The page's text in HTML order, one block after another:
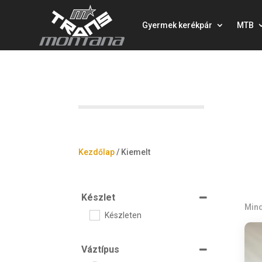
Gyermek kerékpár MTB
Kezdőlap/ Kiemelt
Készlet
Készleten
Váztípus